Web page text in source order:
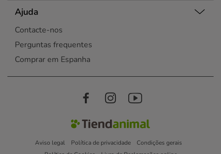
Ajuda
Contacte-nos
Perguntas frequentes
Comprar em Espanha
Aviso legal Política de privacidade
Condições gerais